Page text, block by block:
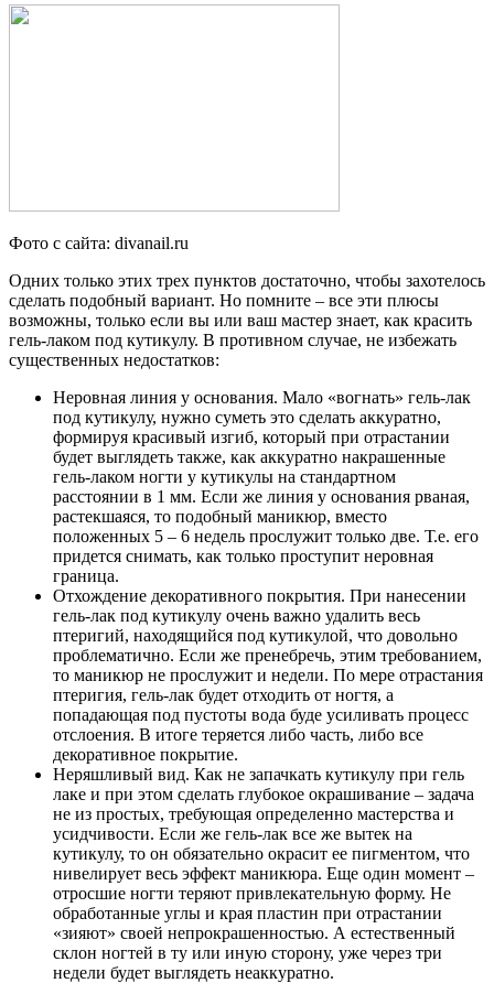
Фото с сайта: divanail.ru
Одних только этих трех пунктов достаточно, чтобы захотелось
сделать подобный вариант. Но помните – все эти плюсы
возможны, только если вы или ваш мастер знает, как красить
гель-лаком под кутикулу. В противном случае, не избежать
существенных недостатков:
Неровная линия у основания. Мало «вогнать» гель-лак
под кутикулу, нужно суметь это сделать аккуратно,
формируя красивый изгиб, который при отрастании
будет выглядеть также, как аккуратно накрашенные
гель-лаком ногти у кутикулы на стандартном
расстоянии в 1 мм. Если же линия у основания рваная,
растекшаяся, то подобный маникюр, вместо
положенных 5 – 6 недель прослужит только две. Т.е. его
придется снимать, как только проступит неровная
граница.
Отхождение декоративного покрытия. При нанесении
гель-лак под кутикулу очень важно удалить весь
птеригий, находящийся под кутикулой, что довольно
проблематично. Если же пренебречь, этим требованием,
то маникюр не прослужит и недели. По мере отрастания
птеригия, гель-лак будет отходить от ногтя, а
попадающая под пустоты вода буде усиливать процесс
отслоения. В итоге теряется либо часть, либо все
декоративное покрытие.
Неряшливый вид. Как не запачкать кутикулу при гель
лаке и при этом сделать глубокое окрашивание – задача
не из простых, требующая определенно мастерства и
усидчивости. Если же гель-лак все же вытек на
кутикулу, то он обязательно окрасит ее пигментом, что
нивелирует весь эффект маникюра. Еще один момент –
отросшие ногти теряют привлекательную форму. Не
обработанные углы и края пластин при отрастании
«зияют» своей непрокрашенностью. А естественный
склон ногтей в ту или иную сторону, уже через три
недели будет выглядеть неаккуратно.